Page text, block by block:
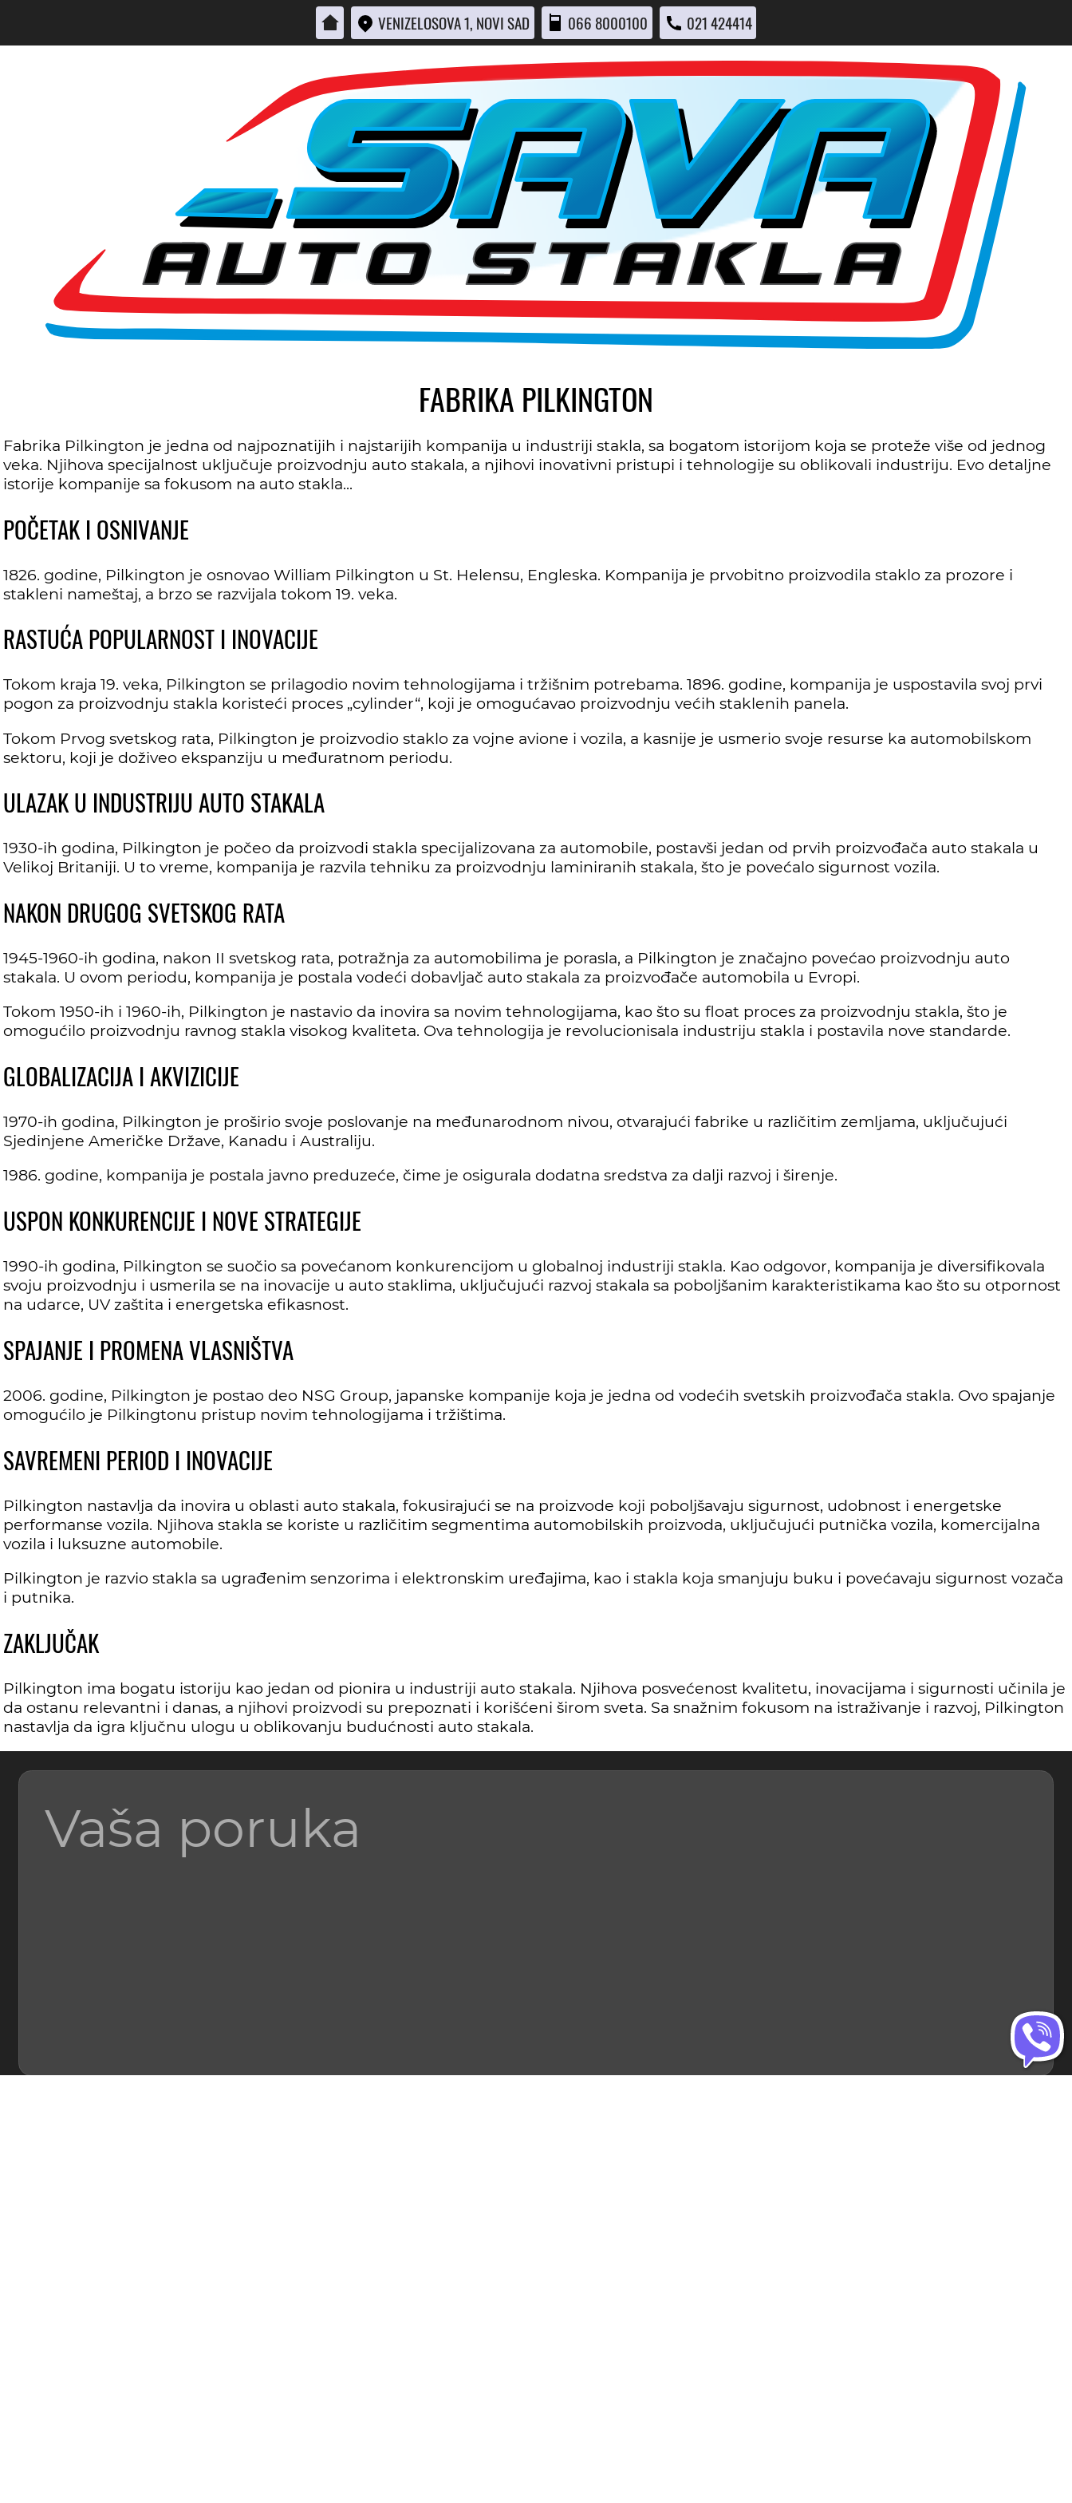
VENIZELOSOVA 1, NOVI SAD 066 8000100 021 424414
FABRIKA PILKINGTON
Fabrika Pilkington je jedna od najpoznatijih i najstarijih kompanija u industriji stakla, sa bogatom istorijom koja se proteže više od jednog
veka. Njihova specijalnost uključuje proizvodnju auto stakala, a njihovi inovativni pristupi i tehnologije su oblikovali industriju. Evo detaljne
istorije kompanije sa fokusom na auto stakla...
POČETAK I OSNIVANJE
1826. godine, Pilkington je osnovao William Pilkington u St. Helensu, Engleska. Kompanija je prvobitno proizvodila staklo za prozore i
stakleni nameštaj, a brzo se razvijala tokom 19. veka.
RASTUĆA POPULARNOST I INOVACIJE
Tokom kraja 19. veka, Pilkington se prilagodio novim tehnologijama i tržišnim potrebama. 1896. godine, kompanija je uspostavila svoj prvi
pogon za proizvodnju stakla koristeći proces „cylinder“, koji je omogućavao proizvodnju većih staklenih panela.
Tokom Prvog svetskog rata, Pilkington je proizvodio staklo za vojne avione i vozila, a kasnije je usmerio svoje resurse ka automobilskom
sektoru, koji je doživeo ekspanziju u međuratnom periodu.
ULAZAK U INDUSTRIJU AUTO STAKALA
1930-ih godina, Pilkington je počeo da proizvodi stakla specijalizovana za automobile, postavši jedan od prvih proizvođača auto stakala u
Velikoj Britaniji. U to vreme, kompanija je razvila tehniku za proizvodnju laminiranih stakala, što je povećalo sigurnost vozila.
NAKON DRUGOG SVETSKOG RATA
1945-1960-ih godina, nakon II svetskog rata, potražnja za automobilima je porasla, a Pilkington je značajno povećao proizvodnju auto
stakala. U ovom periodu, kompanija je postala vodeći dobavljač auto stakala za proizvođače automobila u Evropi.
Tokom 1950-ih i 1960-ih, Pilkington je nastavio da inovira sa novim tehnologijama, kao što su float proces za proizvodnju stakla, što je
omogućilo proizvodnju ravnog stakla visokog kvaliteta. Ova tehnologija je revolucionisala industriju stakla i postavila nove standarde.
GLOBALIZACIJA I AKVIZICIJE
1970-ih godina, Pilkington je proširio svoje poslovanje na međunarodnom nivou, otvarajući fabrike u različitim zemljama, uključujući
Sjedinjene Američke Države, Kanadu i Australiju.
1986. godine, kompanija je postala javno preduzeće, čime je osigurala dodatna sredstva za dalji razvoj i širenje.
USPON KONKURENCIJE I NOVE STRATEGIJE
1990-ih godina, Pilkington se suočio sa povećanom konkurencijom u globalnoj industriji stakla. Kao odgovor, kompanija je diversifikovala
svoju proizvodnju i usmerila se na inovacije u auto staklima, uključujući razvoj stakala sa poboljšanim karakteristikama kao što su otpornost
na udarce, UV zaštita i energetska efikasnost.
SPAJANJE I PROMENA VLASNIŠTVA
2006. godine, Pilkington je postao deo NSG Group, japanske kompanije koja je jedna od vodećih svetskih proizvođača stakla. Ovo spajanje
omogućilo je Pilkingtonu pristup novim tehnologijama i tržištima.
SAVREMENI PERIOD I INOVACIJE
Pilkington nastavlja da inovira u oblasti auto stakala, fokusirajući se na proizvode koji poboljšavaju sigurnost, udobnost i energetske
performanse vozila. Njihova stakla se koriste u različitim segmentima automobilskih proizvoda, uključujući putnička vozila, komercijalna
vozila i luksuzne automobile.
Pilkington je razvio stakla sa ugrađenim senzorima i elektronskim uređajima, kao i stakla koja smanjuju buku i povećavaju sigurnost vozača
i putnika.
ZAKLJUČAK
Pilkington ima bogatu istoriju kao jedan od pionira u industriji auto stakala. Njihova posvećenost kvalitetu, inovacijama i sigurnosti učinila je
da ostanu relevantni i danas, a njihovi proizvodi su prepoznati i korišćeni širom sveta. Sa snažnim fokusom na istraživanje i razvoj, Pilkington
nastavlja da igra ključnu ulogu u oblikovanju budućnosti auto stakala.